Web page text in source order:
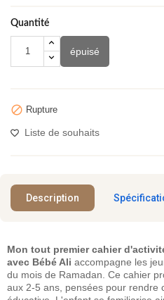
(2 avis)
Quantité
épuisé
 Rupture
Liste de souhaits
Description
Mon tout premier cahier
avec Bébé Ali accompagne les
du mois de Ramadan. Ce cahier
aux 2-5 ans, pensées pour rendre